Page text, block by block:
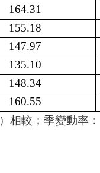
164.31
155.18
147.97
135.10
148.34
160.55
相較；季變動率：